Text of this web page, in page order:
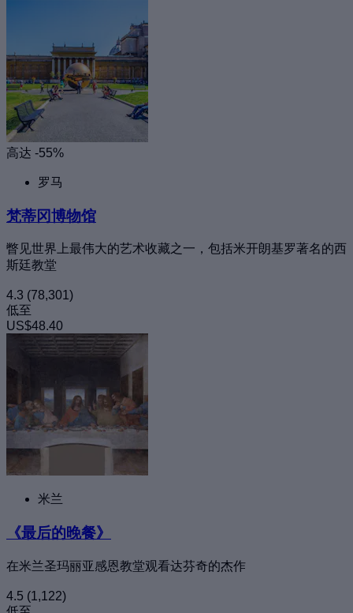
高达 -55%
罗马
梵蒂冈博物馆
瞥见世界上最伟大的艺术收藏之一，包括米开朗基罗著名的西
斯廷教堂
4.3 (78,301)
低至
US$48.40
米兰
《最后的晚餐》
在米兰圣玛丽亚感恩教堂观看达芬奇的杰作
4.5 (1,122)